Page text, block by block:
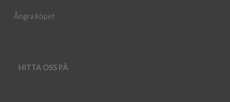
Ångra köpet
HITTA OSS PÅ